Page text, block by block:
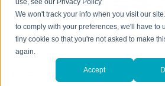
use, see our Privacy Policy
We won't track your info when you visit our
to comply with your preferences, we'll have to
tiny cookie so that you're not asked to make
again.
Accept
2024年12月5-6日，上海